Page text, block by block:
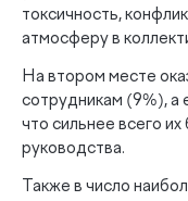
токсичность,
атмосферу в
На втором месте
сотрудникам (9%), а
что сильнее всего
руководства.
Также в число